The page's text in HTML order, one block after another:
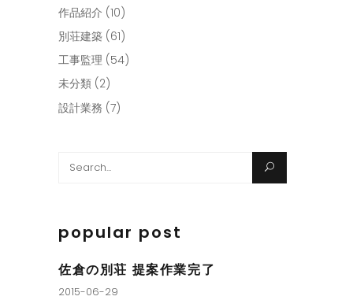
作品紹介 (10)
別荘建築 (61)
工事監理 (54)
未分類 (2)
設計業務 (7)
Search
popular post
佐倉の別荘 提案作業完了
2015-06-29